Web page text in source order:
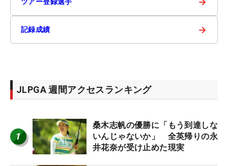
記録成績 →
JLPGA 週間アクセスランキング
1
桑木志帆の優勝に「もう到達しな
いんじゃないか」 全英帰りの永
井花奈が受け止めた現実